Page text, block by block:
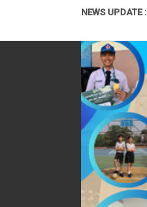
NEWS UPDATE :